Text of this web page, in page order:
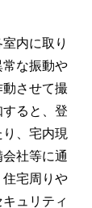
内に取り
な振動や
動させて撮
ると、登
、宅内現
社等に通
宅周りや
ュリティ